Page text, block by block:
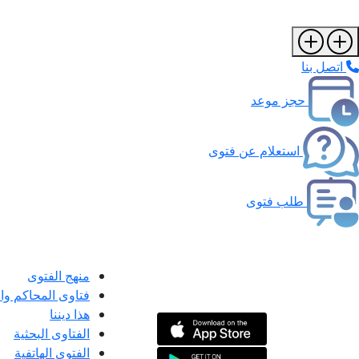
اتصل بنا
حجز موعد
استعلام عن فتوى
طلب فتوى
منهج الفتوى
فتاوى المحاكم
هذا ديننا
الفتاوى البحثية
الفتوى الهاتفية